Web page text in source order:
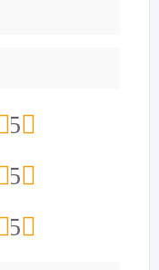
5
5
5